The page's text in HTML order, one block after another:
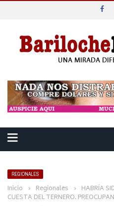
REGIONALES
Inicio › Regionales › HABRÍA
CUESTA DEL TERNERO.